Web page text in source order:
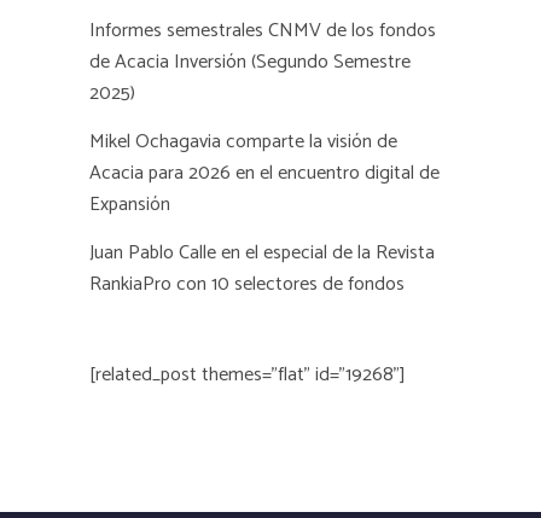
Informes semestrales CNMV de los fondos
de Acacia Inversión (Segundo Semestre
2025)
Mikel Ochagavia comparte la visión de
Acacia para 2026 en el encuentro digital de
Expansión
Juan Pablo Calle en el especial de la Revista
RankiaPro con 10 selectores de fondos
[related_post themes="flat" id="19268"]